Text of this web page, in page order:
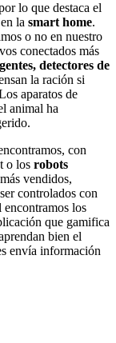
lo que destaca el
la smart home.
o no en nuestro
conectados más
detectores de
la ración si
aparatos de
animal ha
con
o los robots
vendidos,
controlados con
encontramos los
que gamifica
bien el
envía información